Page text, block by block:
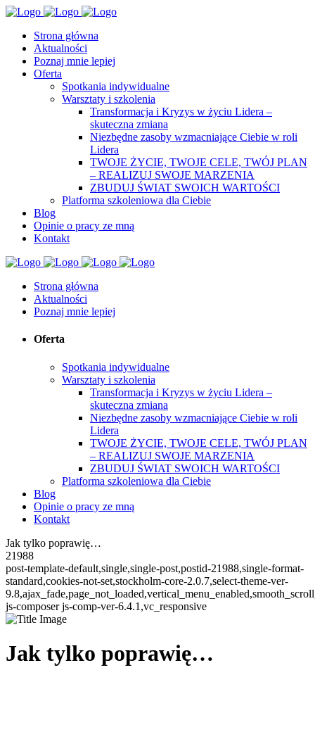
Strona główna
Aktualności
Poznaj mnie lepiej
Oferta
Spotkania indywidualne
Warsztaty i szkolenia
Transformacja i Kryzys w życiu Lidera –
skuteczna zmiana
Niezbędne zasoby wzmacniające Ciebie w roli
Lidera
TWOJE ŻYCIE, TWOJE CELE, TWÓJ PLAN
– REALIZUJ SWOJE MARZENIA
ZBUDUJ ŚWIAT SWOICH WARTOŚCI
Platforma szkoleniowa dla Ciebie
Blog
Opinie o pracy ze mną
Kontakt
Strona główna
Aktualności
Poznaj mnie lepiej
Oferta
Spotkania indywidualne
Warsztaty i szkolenia
Transformacja i Kryzys w życiu Lidera –
skuteczna zmiana
Niezbędne zasoby wzmacniające Ciebie w roli
Lidera
TWOJE ŻYCIE, TWOJE CELE, TWÓJ PLAN
– REALIZUJ SWOJE MARZENIA
ZBUDUJ ŚWIAT SWOICH WARTOŚCI
Platforma szkoleniowa dla Ciebie
Blog
Opinie o pracy ze mną
Kontakt
Jak tylko poprawię…
21988
post-template-default,single,single-post,postid-21988,single-format-
standard,cookies-not-set,stockholm-core-2.0.7,select-theme-ver-
js-composer js-comp-ver-6.4.1,vc_responsive
Jak tylko poprawię…